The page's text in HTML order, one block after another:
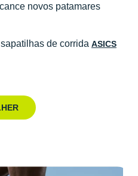
novos patamares
de corrida ASICS